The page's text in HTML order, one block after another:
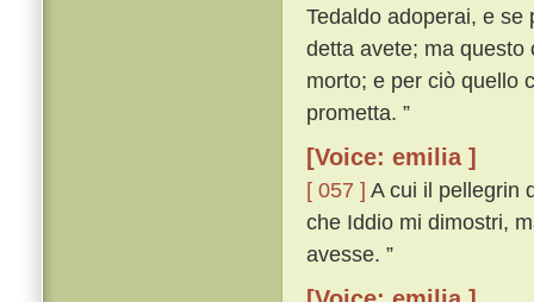
Tedaldo adoperai, e
detta avete; ma questo
morto; e per ciò quello
prometta. ”
[Voice: emilia ]
[ 057 ] A cui il pellegrin
che Iddio mi dimostri,
avesse. ”